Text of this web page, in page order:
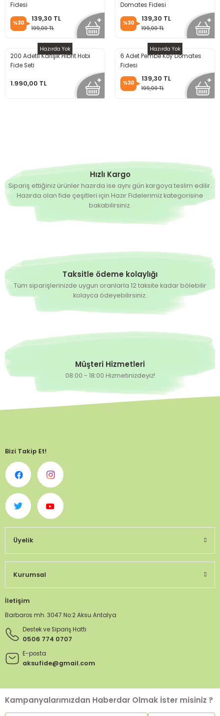
Fidesi
%30
139,30 TL
199,00 TL
Domates Fidesi
%30
139,30 TL
199,00 TL
Hazırda Yok
200 Adetli Karışık Hibrit Hobi
Fide Seti
1.990,00 TL
Hazırda Yok
6 Adet Pembe Köy Domates
Fidesi
%30
139,30 TL
199,00 TL
Hızlı Kargo
Sipariş ettiğiniz ürünler hazırda ise aynı gün kargoya teslim edilir.
Hazırda olan fide çeşitleri için Hazır Fidelerimiz kategorisine
bakabilirsiniz.
Taksitle ödeme kolaylığı
Tüm siparişlerinizde uygun oranlarla 12 taksite kadar bölebilir
kolayca ödeyebilirsiniz.
Müşteri Hizmetleri
08:00 - 18:00 Hizmetinizdeyiz!
Bizi Takip Et!
Üyelik
Kurumsal
İletişim
Barbaros mh. 3047 No:2 Aksu Antalya
Destek ve Sipariş Hattı
0506 774 0707
E-posta
aksufide@gmail.com
Kampanyalarımızdan Haberdar Olmak İster misiniz ?